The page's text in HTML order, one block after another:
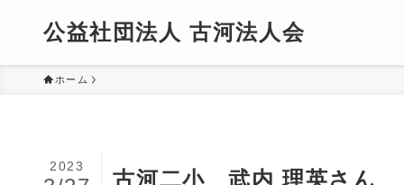
公益社団法人 古河法人会
ホーム
古河二小 武内 理英さん
2023